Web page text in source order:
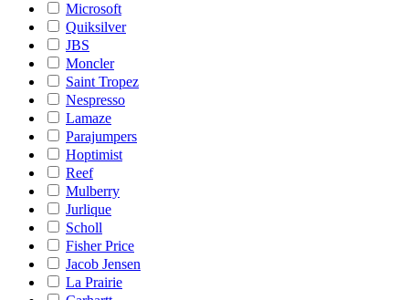
Microsoft
Quiksilver
JBS
Moncler
Saint Tropez
Nespresso
Lamaze
Parajumpers
Hoptimist
Reef
Mulberry
Jurlique
Scholl
Fisher Price
Jacob Jensen
La Prairie